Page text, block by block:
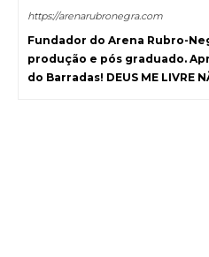
https://arenarubronegra.com
Fundador do Arena Rubro-
produção e pós graduado.
do Barradas! DEUS ME LIVRE